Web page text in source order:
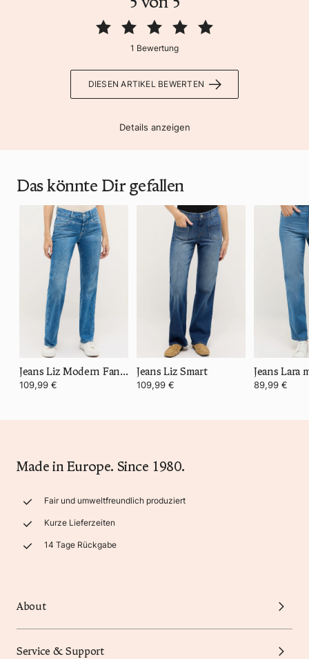
1 Bewertung
DIESEN ARTIKEL BEWERTEN
Details anzeigen
Das könnte Dir gefallen
Jeans Liz Modern Fancy
109,99 €
Jeans Liz Smart
109,99 € 89,99 €
Made in Europe. Since 1980.
Fair und umweltfreundlich produziert
Kurze Lieferzeiten
14 Tage Rückgabe
About
Service & Support